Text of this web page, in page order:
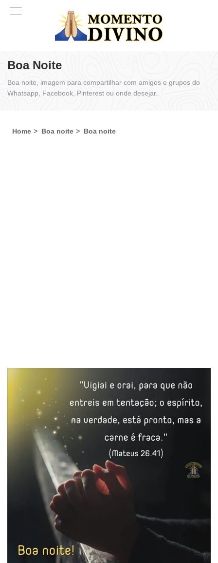
Boa Noite
Boa noite, imagem para compartilhar com amigos e grupos do
Whatsapp, Facebook, Pinterest ou onde desejar.
Home Boa noite Boa noite